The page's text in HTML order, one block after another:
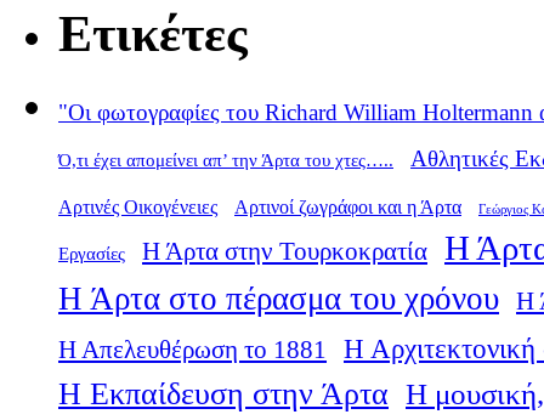
Ετικέτες
"Οι φωτογραφίες του Richard William Holtermann
Ό,τι έχει απομείνει απ’ την Άρτα του χτες….. Αθλητικές
Αρτινές Οικογένειες Αρτινοί ζωγράφοι και η Άρτα Γεώργιος
Εργασίες Η Άρτα στην Τουρκοκρατία Η
Η Άρτα στο πέρασμα του χρόνου Η
Η Απελευθέρωση το 1881
Η
Η Εκπαίδευση στην Άρτα Η μουσική,